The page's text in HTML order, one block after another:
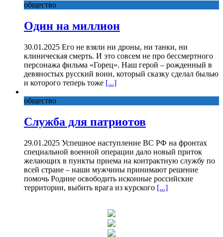
общество
Один на миллион
30.01.2025 Его не взяли ни дроны, ни танки, ни
клиническая смерть. И это совсем не про бессмертного
персонажа фильма «Горец». Наш герой – рожденный в
девяностых русский воин, который сказку сделал былью
и которого теперь тоже [...]
общество
Служба для патриотов
29.01.2025 Успешное наступление ВС РФ на фронтах
специальной военной операции дало новый приток
желающих в пункты приема на контрактную службу по
всей стране – наши мужчины принимают решение
помочь Родине освободить исконные российские
территории, выбить врага из курского [...]